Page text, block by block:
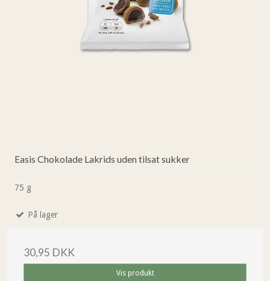
Easis Chokolade Lakrids uden tilsat sukker
75 g
På lager
30,95 DKK
Vis produkt